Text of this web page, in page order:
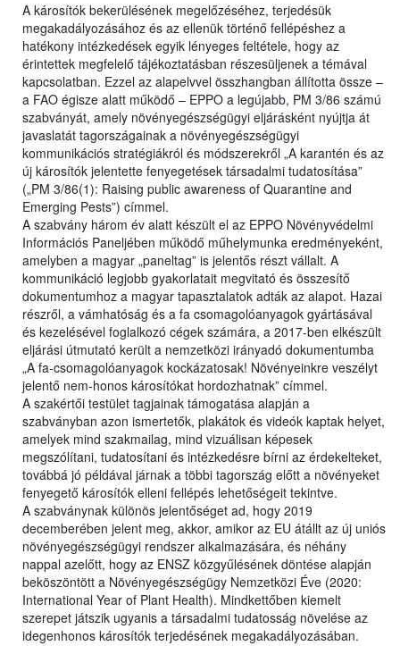
A károsítók bekerülésének megelőzéséhez, terjedésük
megakadályozásához és az ellenük történő fellépéshez a
hatékony intézkedések egyik lényeges feltétele, hogy az
érintettek megfelelő tájékoztatásban részesüljenek a témával
kapcsolatban. Ezzel az alapelvvel összhangban állította össze –
a FAO égisze alatt működő – EPPO a legújabb, PM 3/86 számú
szabványát, amely növényegészségügyi eljárásként nyújtja át
javaslatát tagországainak a növényegészségügyi
kommunikációs stratégiákról és módszerekről „A karantén és az
új károsítók jelentette fenyegetések társadalmi tudatosítása”
(„PM 3/86(1): Raising public awareness of Quarantine and
Emerging Pests”) címmel.
A szabvány három év alatt készült el az EPPO Növényvédelmi
Információs Paneljében működő műhelymunka eredményeként,
amelyben a magyar „paneltag” is jelentős részt vállalt. A
kommunikáció legjobb gyakorlatait megvitató és összesítő
dokumentumhoz a magyar tapasztalatok adták az alapot. Hazai
részről, a vámhatóság és a fa csomagolóanyagok gyártásával
és kezelésével foglalkozó cégek számára, a 2017-ben elkészült
eljárási útmutató került a nemzetközi irányadó dokumentumba
„A fa-csomagolóanyagok kockázatosak! Növényeinkre veszélyt
jelentő nem-honos károsítókat hordozhatnak” címmel.
A szakértői testület tagjainak támogatása alapján a
szabványban azon ismertetők, plakátok és videók kaptak helyet,
amelyek mind szakmailag, mind vizuálisan képesek
megszólítani, tudatosítani és intézkedésre bírni az érdekelteket,
továbbá jó példával járnak a többi tagország előtt a növényeket
fenyegető károsítók elleni fellépés lehetőségeit tekintve.
A szabványnak különös jelentőséget ad, hogy 2019
decemberében jelent meg, akkor, amikor az EU átállt az új uniós
növényegészségügyi rendszer alkalmazására, és néhány
nappal azelőtt, hogy az ENSZ közgyűlésének döntése alapján
beköszöntött a Növényegészségügy Nemzetközi Éve (2020:
International Year of Plant Health). Mindkettőben kiemelt
szerepet játszik ugyanis a társadalmi tudatosság növelése az
idegenhonos károsítók terjedésének megakadályozásában.